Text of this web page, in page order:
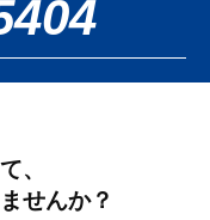
、
せんか？